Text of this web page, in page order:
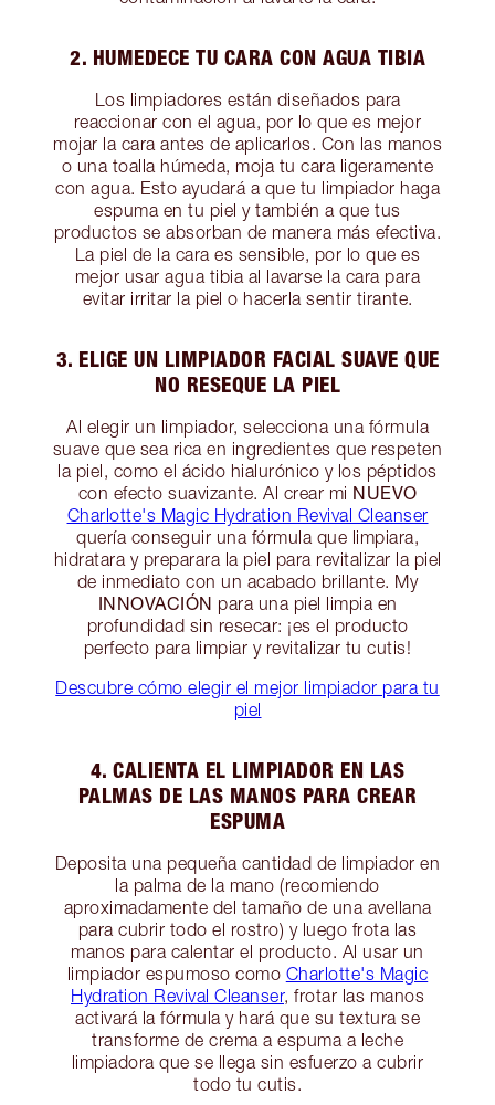
2. HUMEDECE TU CARA CON AGUA TIBIA
Los limpiadores están diseñados para
reaccionar con el agua, por lo que es mejor
mojar la cara antes de aplicarlos. Con las manos
o una toalla húmeda, moja tu cara ligeramente
con agua. Esto ayudará a que tu limpiador haga
espuma en tu piel y también a que tus
productos se absorban de manera más efectiva.
La piel de la cara es sensible, por lo que es
mejor usar agua tibia al lavarse la cara para
evitar irritar la piel o hacerla sentir tirante.
3. ELIGE UN LIMPIADOR FACIAL SUAVE QUE
NO RESEQUE LA PIEL
Al elegir un limpiador, selecciona una fórmula
suave que sea rica en ingredientes que respeten
la piel, como el ácido hialurónico y los péptidos
con efecto suavizante. Al crear mi NUEVO
Charlotte's Magic Hydration Revival Cleanser
quería conseguir una fórmula que limpiara,
hidratara y preparara la piel para revitalizar la piel
de inmediato con un acabado brillante. My
INNOVACIÓN para una piel limpia en
profundidad sin resecar: ¡es el producto
perfecto para limpiar y revitalizar tu cutis!
Descubre cómo elegir el mejor limpiador para tu
piel
4. CALIENTA EL LIMPIADOR EN LAS
PALMAS DE LAS MANOS PARA CREAR
ESPUMA
Deposita una pequeña cantidad de limpiador en
la palma de la mano (recomiendo
aproximadamente del tamaño de una avellana
para cubrir todo el rostro) y luego frota las
manos para calentar el producto. Al usar un
limpiador espumoso como Charlotte's Magic
Hydration Revival Cleanser, frotar las manos
activará la fórmula y hará que su textura se
transforme de crema a espuma a leche
limpiadora que se llega sin esfuerzo a cubrir
todo tu cutis.